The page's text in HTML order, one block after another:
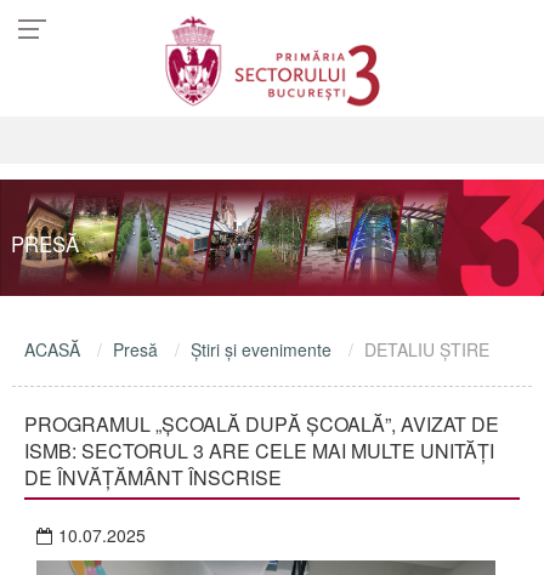
PRESĂ
ACASĂ Presă Ştiri şi evenimente DETALIU ŞTIRE
PROGRAMUL „ȘCOALĂ DUPĂ ȘCOALĂ”, AVIZAT DE
ISMB: SECTORUL 3 ARE CELE MAI MULTE UNITĂȚI
DE ÎNVĂȚĂMÂNT ÎNSCRISE
10.07.2025